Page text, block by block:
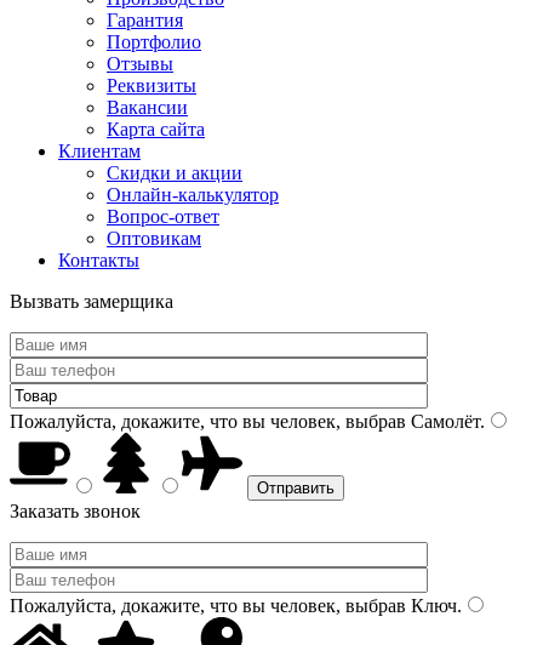
Гарантия
Портфолио
Отзывы
Реквизиты
Вакансии
Карта сайта
Клиентам
Скидки и акции
Онлайн-калькулятор
Вопрос-ответ
Оптовикам
Контакты
Вызвать замерщика
Пожалуйста, докажите, что вы человек, выбрав Самолёт.
Заказать звонок
Пожалуйста, докажите, что вы человек, выбрав Ключ.